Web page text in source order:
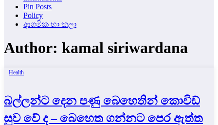
Pin Posts
Policy
ආගමික හා කලා
Author: kamal siriwardana
Health
බල්ලන්ට දෙන පණු බෙහෙතින් කොවිඩ්
සුව වේ ද – බෙහෙත ගන්නට පෙර ඇත්ත